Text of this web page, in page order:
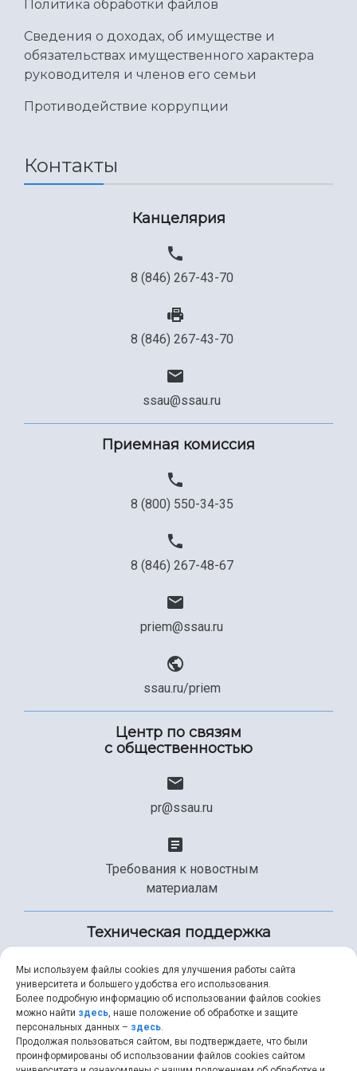
Международный межвузовский кампус
Сведения об образовательной организации
Официальные документы
Политика обработки файлов
Сведения о доходах, об имуществе и
обязательствах имущественного характера
руководителя и членов его семьи
Противодействие коррупции
Контакты
Канцелярия
8 (846) 267-43-70
8 (846) 267-43-70
ssau@ssau.ru
Приемная комиссия
8 (800) 550-34-35
8 (846) 267-48-67
priem@ssau.ru
ssau.ru/priem
Центр по связям
с общественностью
pr@ssau.ru
Требования к новостным
материалам
Техническая поддержка
+7 (846) 267-49-99
help@ssau.ru
Мы используем файлы cookies для улучшения работы сайта
университета и большего удобства его использования.
Более подробную информацию об использовании файлов cookies
можно найти здесь, наше положение об обработке и защите
персональных данных – здесь.
Продолжая пользоваться сайтом, вы подтверждаете, что были
проинформированы об использовании файлов cookies сайтом